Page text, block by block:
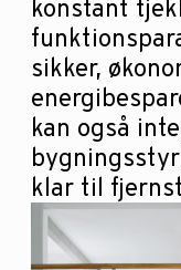
konstant
sikker,
kan også
klar til